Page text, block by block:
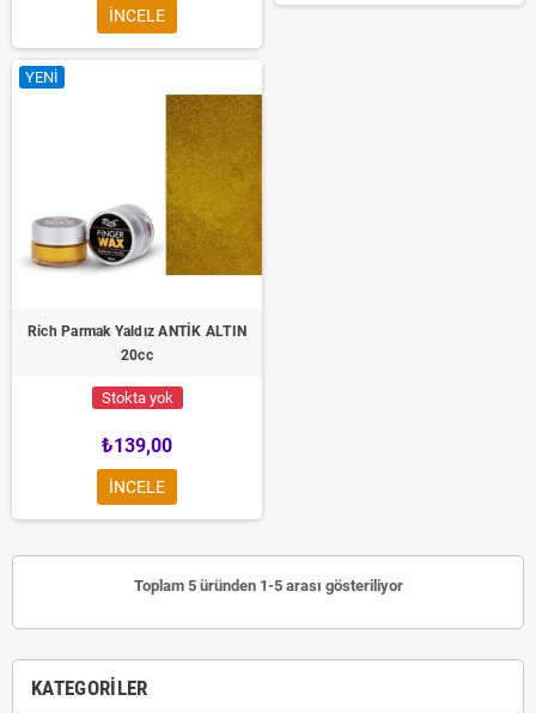
KATEGORILER
INCELE
YENI
Rich Parmak Yaldız ANTİK ALTIN
20cc
Stokta yok
₺139,00
INCELE
Toplam 5 üründen 1-5 arası gösteriliyor